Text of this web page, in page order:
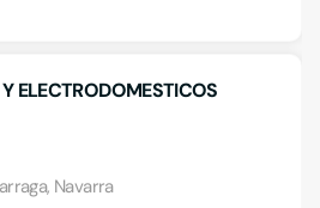
Y ELECTRODOMESTICOS
Navarra